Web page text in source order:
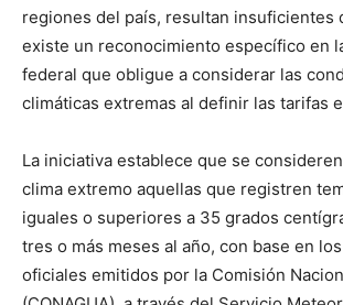
regiones del país, resultan insuficientes
existe un reconocimiento específico en
federal que obligue a considerar las
climáticas extremas al definir las tarifas
La iniciativa establece que se
clima extremo aquellas que registren
iguales o superiores a 35 grados
tres o más meses al año, con base en
oficiales emitidos por la Comisión